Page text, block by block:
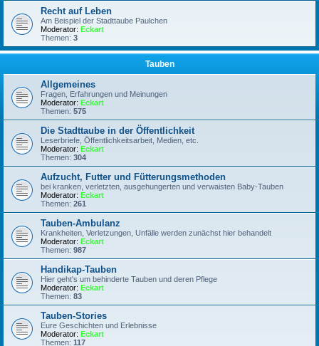
Recht auf Leben
Am Beispiel der Stadttaube Paulchen
Moderator: Eckart
Themen: 3
Tauben
Allgemeines
Fragen, Erfahrungen und Meinungen
Moderator: Eckart
Themen: 575
Die Stadttaube in der Öffentlichkeit
Leserbriefe, Öffentlichkeitsarbeit, Medien, etc.
Moderator: Eckart
Themen: 304
Aufzucht, Futter und Fütterungsmethoden
bei kranken, verletzten, ausgehungerten und verwaisten Baby-Tauben
Moderator: Eckart
Themen: 261
Tauben-Ambulanz
Krankheiten, Verletzungen, Unfälle werden zunächst hier behandelt
Moderator: Eckart
Themen: 987
Handikap-Tauben
Hier geht's um behinderte Tauben und deren Pflege
Moderator: Eckart
Themen: 83
Tauben-Stories
Eure Geschichten und Erlebnisse
Moderator: Eckart
Themen: 117